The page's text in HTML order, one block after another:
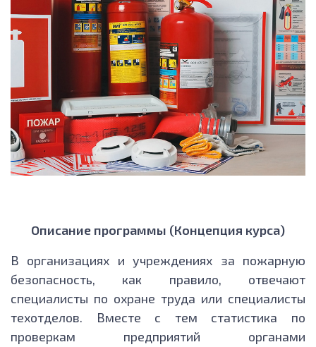
Описание программы (Концепция курса)
В организациях и учреждениях за пожарную
безопасность, как правило, отвечают
специалисты по охране труда или специалисты
техотделов. Вместе с тем статистика по
проверкам предприятий органами